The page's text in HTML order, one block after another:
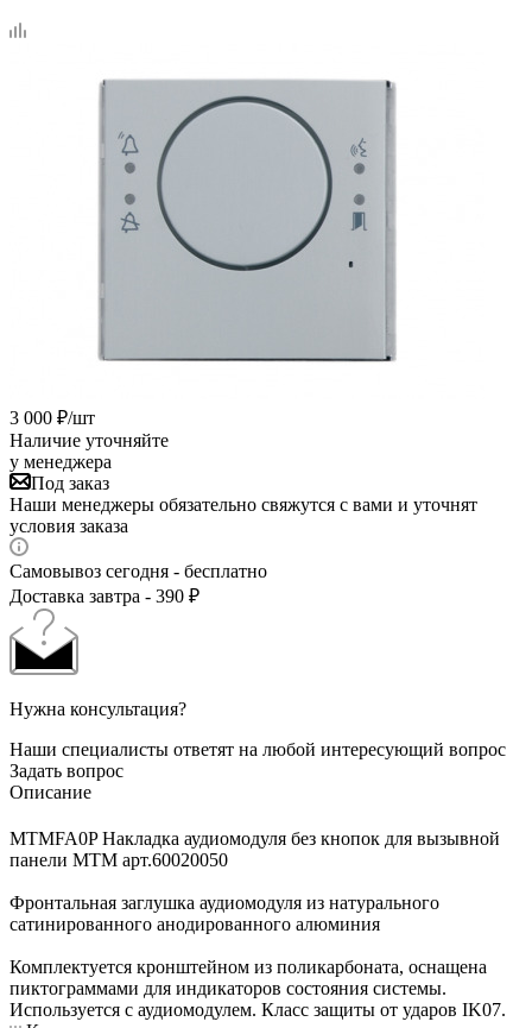
3 000 ₽/шт
Наличие уточняйте
у менеджера
Под заказ
Наши менеджеры обязательно свяжутся с вами и уточнят
условия заказа
Самовывоз сегодня - бесплатно
Доставка завтра - 390 ₽
Нужна консультация?
Наши специалисты ответят на любой интересующий вопрос
Задать вопрос
Описание
MTMFA0P Накладка аудиомодуля без кнопок для вызывной
панели MTM арт.60020050
Фронтальная заглушка аудиомодуля из натурального
сатинированного анодированного алюминия
Комплектуется кронштейном из поликарбоната, оснащена
пиктограммами для индикаторов состояния системы.
Используется с аудиомодулем. Класс защиты от ударов IK07.